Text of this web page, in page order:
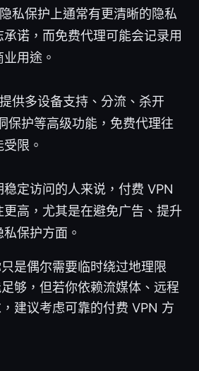
私保护上通常有更清晰的隐私
诺，而免费代理可能会记录用
用途。
供多设备支持、分流、杀开
保护等高级功能，免费代理往
限。
稳定访问的人来说，付费 VPN
更高，尤其是在避免广告、提升
保护方面。
是偶尔需要临时绕过地理限
够，但若你依赖流媒体、远程
建议考虑可靠的付费 VPN 方